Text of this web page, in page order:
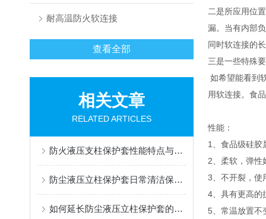
耐高温防火软连接
查看全部
相关文章
RELATED ARTICLES
防火液压支柱保护套性能特点与阻燃防护应用
防尘液压立柱保护套日常清洁保养与更换规范
如何延长防尘液压立柱保护套的使用寿命？
二是所应用位
漏。当有内部
同时软连接的
三是一些特殊
如希望能看到
用软连接。食
性能：
1、食品级硅胶
2、柔软，弹性
3、不开裂，使
4、具有更高的
5、常温放置不